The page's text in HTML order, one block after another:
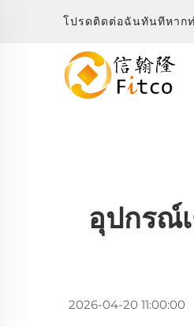
โปรดติดต่อฉันทันทีหาก
อุปกรณ์
2026-04-20 11:00:00